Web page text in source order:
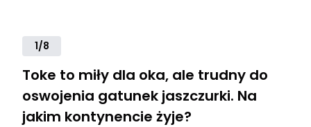
1/8
Toke to miły dla oka, ale trudny do
oswojenia gatunek jaszczurki. Na
jakim kontynencie żyje?